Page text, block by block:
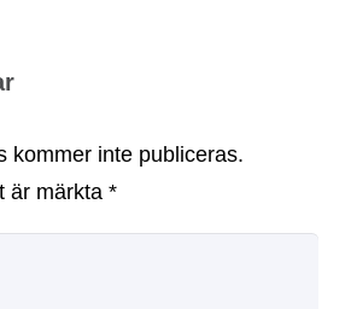
kommer inte publiceras.
är märkta *